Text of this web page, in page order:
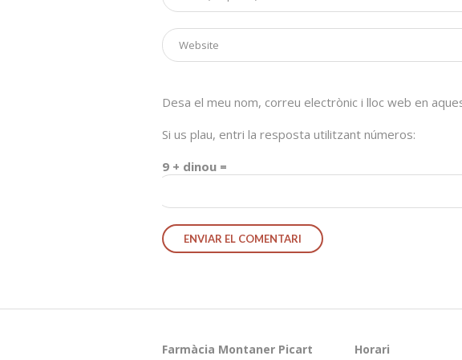
Desa el meu nom, correu electrònic i lloc web en
Si us plau, entri la resposta utilitzant números:
19 + dinou =
Farmàcia Montaner Picart
Horari